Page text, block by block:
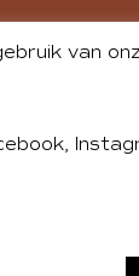
DE
van